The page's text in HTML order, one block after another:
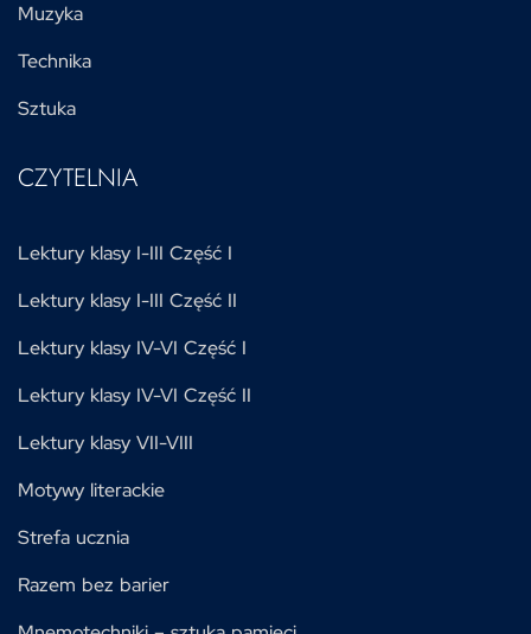
Muzyka
Technika
Sztuka
CZYTELNIA
Lektury klasy I-III Część I
Lektury klasy I-III Część II
Lektury klasy IV-VI Część I
Lektury klasy IV-VI Część II
Lektury klasy VII-VIII
Motywy literackie
Strefa ucznia
Razem bez barier